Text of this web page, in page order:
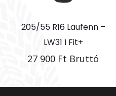
205/55 R16 Laufenn –
LW31 I Fit+
27 900 Ft Bruttó